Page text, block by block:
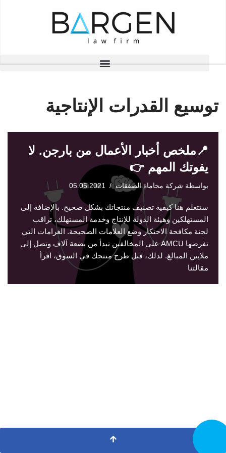
توسيع القدرات الإنتاجية
📍ملخص أخبار الأعمال من بارجن. لا
يفوتك المهم 👉
بواسطة شركة محاماة الصفقات 05.05.2021
ستتعلم هنا كيفية تصنيف منتجاتك بشكل صحيح. بالإضافة إلى
المستهلكين وهيئة الدولة للإنتاج وخدمة المستهلك، تراقب
لجنة مكافحة الاحتكار وضع العلامات الصحيحة. الغرامات التي
تفرضها AMCU على المخالفين تبدأ من بضعة آلاف وتصل إلى
ملايين المبالغ. لذلك، قبل طرح منتجك في السوق، اقرأ
مقالتنا